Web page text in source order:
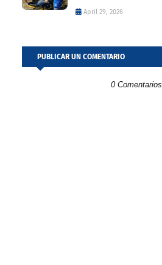
April 29, 2026
PUBLICAR UN COMENTARIO
0 Comentarios